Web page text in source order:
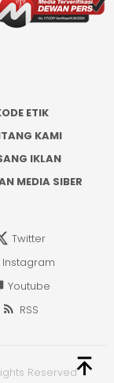
ETIK
KAMI
IKLAN
MEDIA SIBER
Twitter
Instagram
Youtube
RSS
Reserved